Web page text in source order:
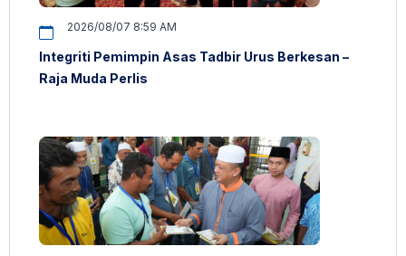
2026/08/07 8:59 AM
Integriti Pemimpin Asas Tadbir Urus Berkesan –
Raja Muda Perlis